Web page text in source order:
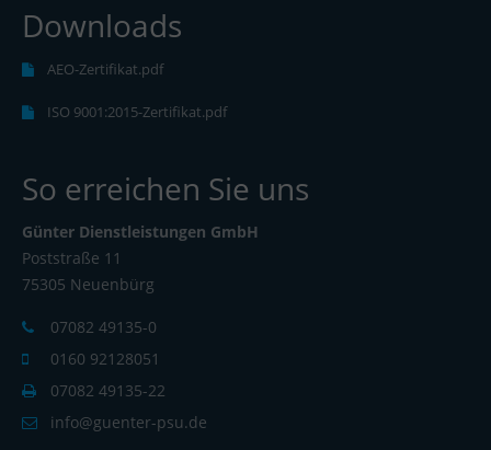
Downloads
AEO-Zertifikat.pdf
ISO 9001:2015-Zertifikat.pdf
So erreichen Sie uns
Günter Dienstleistungen GmbH
Poststraße 11
75305 Neuenbürg
07082 49135-0
0160 92128051
07082 49135-22
info@guenter-psu.de